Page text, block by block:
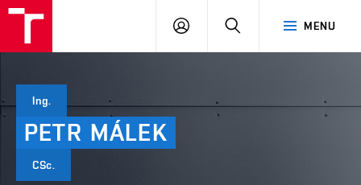
MENU
PŘIHLÁSIT
Ing.
PETR MÁLEK
CSc.